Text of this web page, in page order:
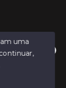
te ajudar.
os direitos
uma